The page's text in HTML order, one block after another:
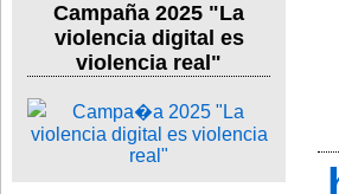
Campaña 2025 "La
violencia digital es
violencia real"